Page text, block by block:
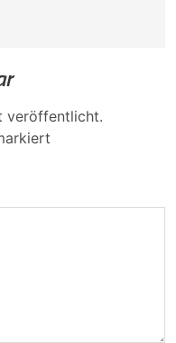
veröffentlicht.